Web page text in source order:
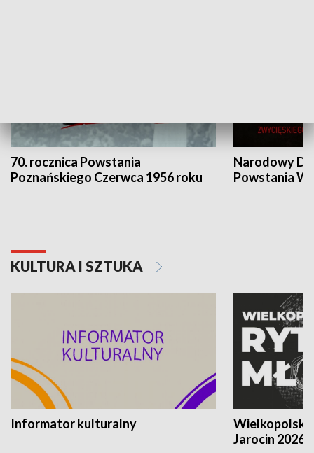
70. rocznica Powstania
Poznańskiego Czerwca 1956 roku
Narodowy
Powstania
KULTURA I SZTUKA
Informator kulturalny
Jarocin 2026